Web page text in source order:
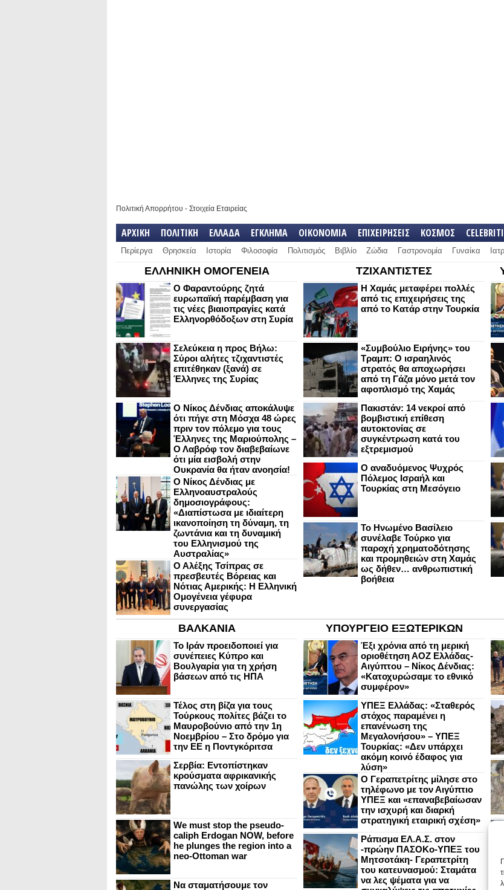
Πολιτική Απορρήτου - Στοιχεία Εταιρείας
ΑΡΧΙΚΗ ΠΟΛΙΤΙΚΗ ΕΛΛΑΔΑ ΕΓΚΛΗΜΑ ΟΙΚΟΝΟΜΙΑ ΕΠΙΧΕΙΡΗΣΕΙΣ ΚΟΣΜΟΣ
Περίεργα Θρησκεία Ιστορία Φιλοσοφία Πολιτισμός Βιβλίο Ζώδια Γαστρονομία Γυναίκα
ΕΛΛΗΝΙΚΗ ΟΜΟΓΕΝΕΙΑ
Ο Φαραντούρης ζητά
ευρωπαϊκή παρέμβαση για
τις νέες βιαιοπραγίες κατά
Ελληνορθόδοξων στη Συρία
Σελεύκεια η προς Βήλω:
Σύροι αλήτες τζιχαντιστές
επιτέθηκαν (ξανά) σε
Έλληνες της Συρίας
Ο Νίκος Δένδιας αποκάλυψε
ότι πήγε στη Μόσχα 48 ώρες
πριν τον πόλεμο για τους
Έλληνες της Μαριούπολης –
Ο Λαβρόφ τον διαβεβαίωνε
ότι μία εισβολή στην
Ουκρανία θα ήταν ανοησία!
Ο Νίκος Δένδιας με
Ελληνοαυστραλούς
δημοσιογράφους:
«Διαπίστωσα με ιδιαίτερη
ικανοποίηση τη δύναμη, τη
ζωντάνια και τη δυναμική
του Ελληνισμού της
Αυστραλίας»
Ο Αλέξης Τσίπρας σε
πρεσβευτές Βόρειας και
Νότιας Αμερικής: Η Ελληνική
Ομογένεια γέφυρα
συνεργασίας
ΤΖΙΧΑΝΤΙΣΤΕΣ
Η Χαμάς μεταφέρει πολλές
από τις επιχειρήσεις της
από το Κατάρ στην Τουρκία
«Συμβούλιο Ειρήνης» του
Τραμπ: Ο ισραηλινός
στρατός θα αποχωρήσει
από τη Γάζα μόνο μετά τον
αφοπλισμό της Χαμάς
Πακιστάν: 14 νεκροί από
βομβιστική επίθεση
αυτοκτονίας σε
συγκέντρωση κατά του
εξτρεμισμού
Ο αναδυόμενος Ψυχρός
Πόλεμος Ισραήλ και
Τουρκίας στη Μεσόγειο
Το Ηνωμένο Βασίλειο
συνέλαβε Τούρκο για
παροχή χρηματοδότησης
και προμηθειών στη Χαμάς
ως δήθεν… ανθρωπιστική
βοήθεια
ΒΑΛΚΑΝΙΑ
Το Ιράν προειδοποιεί για
συνέπειες Κύπρο και
Βουλγαρία για τη χρήση
βάσεων από τις ΗΠΑ
Τέλος στη βίζα για τους
Τούρκους πολίτες βάζει το
Μαυροβούνιο από την 1η
Νοεμβρίου – Στο δρόμο για
την ΕΕ η Ποντγκόριτσα
Σερβία: Εντοπίστηκαν
κρούσματα αφρικανικής
πανώλης των χοίρων
We must stop the pseudo-
caliph Erdogan NOW, before
he plunges the region into a
neo-Ottoman war
Να σταματήσουμε τον
ΥΠΟΥΡΓΕΙΟ ΕΞΩΤΕΡΙΚΩΝ
Έξι χρόνια από τη μερική
οριοθέτηση ΑΟΖ Ελλάδας-
Αιγύπτου – Νίκος Δένδιας:
«Κατοχυρώσαμε το εθνικό
συμφέρον»
ΥΠΕΞ Ελλάδας: «Σταθερός
στόχος παραμένει η
επανένωση της
Μεγαλονήσου» – ΥΠΕΞ
Τουρκίας: «Δεν υπάρχει
ακόμη κοινό έδαφος για
λύση»
Ο Γεραπετρίτης μίλησε στο
τηλέφωνο με τον Αιγύπτιο
ΥΠΕΞ και «επαναβεβαίωσαν
την ισχυρή και διαρκή
στρατηγική εταιρική σχέση»
Ράπισμα ΕΛ.Α.Σ. στον
-πρώην ΠΑΣΟΚο-ΥΠΕΞ του
Μητσοτάκη- Γεραπετρίτη
του κατευνασμού: Σταμάτα
να λες ψέματα για να